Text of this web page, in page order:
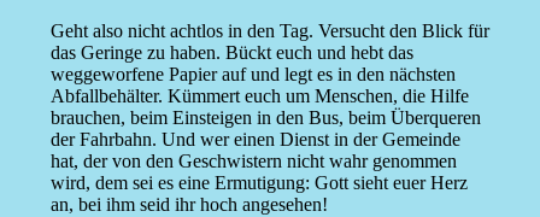
Geht also nicht achtlos in den Tag. Versucht den Blick für
das Geringe zu haben. Bückt euch und hebt das
weggeworfene Papier auf und legt es in den nächsten
Abfallbehälter. Kümmert euch um Menschen, die Hilfe
brauchen, beim Einsteigen in den Bus, beim Überqueren
der Fahrbahn. Und wer einen Dienst in der Gemeinde
hat, der von den Geschwistern nicht wahr genommen
wird, dem sei es eine Ermutigung: Gott sieht euer Herz
an, bei ihm seid ihr hoch angesehen!